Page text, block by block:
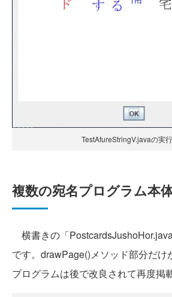
TestAfureStringV.javaの実
複数の宛名プログラム本
横書きの「
です。drawPage()メソッド部分だけ
プログラムは後で改良されて再度掲